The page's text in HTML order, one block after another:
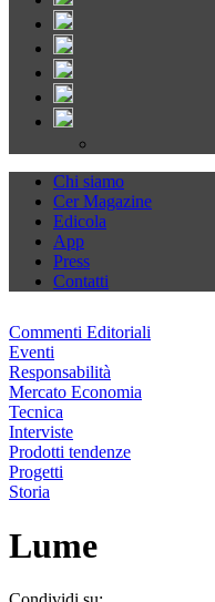
Chi siamo
Cer Magazine
Edicola
App
Press
Contatti
Commenti Editoriali
Eventi
Responsabilità
Mercato Economia
Tecnica
Interviste
Prodotti tendenze
Progetti
Storia
Lume